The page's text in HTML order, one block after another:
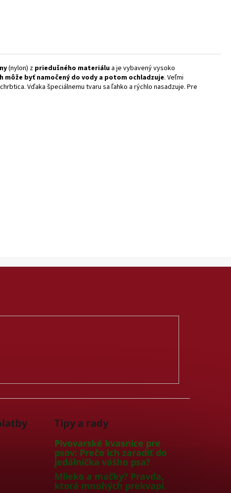
(nylon) z priedušného materiálu a je vybavený vysoko
môže byť namočený do vody a potom ochladzuje. Veľmi
Vďaka špeciálnemu tvaru sa ľahko a rýchlo nasadzuje. Pre
Tipy a rady
Pivovarské kvasnice pre
psov: Prečo ich zaradiť do
jedálnička vášho psa?
Mlieko a mačky? Pravda,
ktorá mnohých prekvapí.